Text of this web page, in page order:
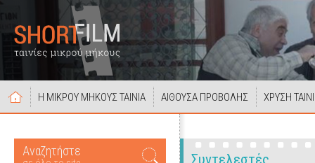
Η ΜΙΚΡΟΥ ΜΗΚΟΥΣ ΤΑΙΝΙΑ ΑΙΘΟΥΣΑ ΠΡΟΒΟΛΗΣ ΧΡΥΣΗ
Αναζητήστε
Συντελεστές